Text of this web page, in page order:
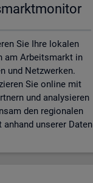
Sie Ihre lokalen
am Arbeitsmarkt in
und Netzwerken.
Sie online mit
und analysieren
den regionalen
unserer Daten